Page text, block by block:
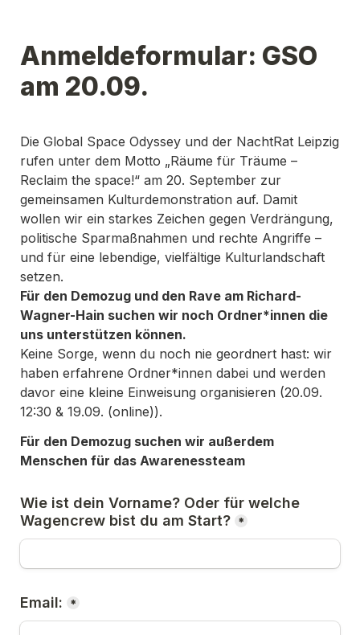
Anmeldeformular: GSO
am 20.09.
Die Global Space Odyssey und der NachtRat Leipzig
rufen unter dem Motto „Räume für Träume –
Reclaim the space!“ am 20. September zur
gemeinsamen Kulturdemonstration auf. Damit
wollen wir ein starkes Zeichen gegen Verdrängung,
politische Sparmaßnahmen und rechte Angriffe –
und für eine lebendige, vielfältige Kulturlandschaft
setzen.
Für den Demozug und den Rave am Richard-
Wagner-Hain suchen wir noch Ordner*innen die
uns unterstützen können.
Keine Sorge, wenn du noch nie geordnert hast: wir
haben erfahrene Ordner*innen dabei und werden
davor eine kleine Einweisung organisieren (20.09.
12:30 & 19.09. (online)).
Für den Demozug suchen wir außerdem
Menschen für das Awarenessteam
Wie ist dein Vorname? Oder für welche
Wagencrew bist du am Start? *
Email: *